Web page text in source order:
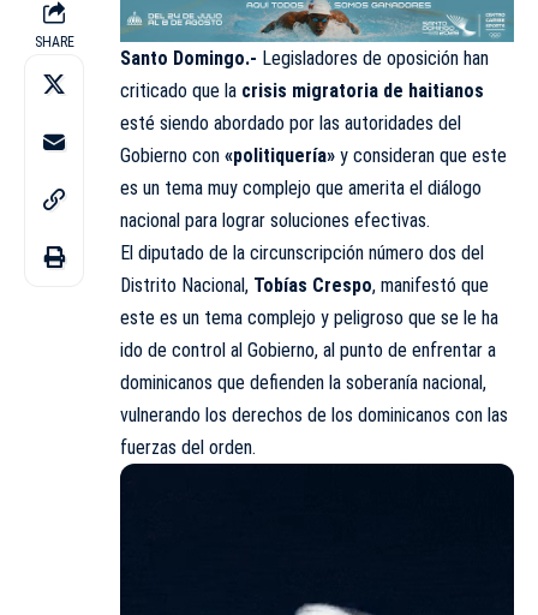
SHARE
Santo Domingo.- Legisladores de oposición han
criticado que la crisis migratoria de haitianos
esté siendo abordado por las autoridades del
Gobierno con «politiquería» y consideran que este
es un tema muy complejo que amerita el diálogo
nacional para lograr soluciones efectivas.
El diputado de la circunscripción número dos del
Distrito Nacional, Tobías Crespo, manifestó que
este es un tema complejo y peligroso que se le ha
ido de control al Gobierno, al punto de enfrentar a
dominicanos que defienden la soberanía nacional,
vulnerando los derechos de los dominicanos con las
fuerzas del orden.